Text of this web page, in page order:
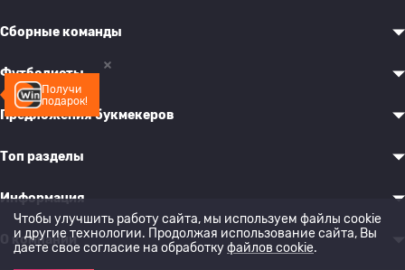
Получи
подарок!
Сборные команды
Футболисты
Предложения букмекеров
Топ разделы
Информация
О компании
Чтобы улучшить работу сайта, мы используем файлы cookie
и другие технологии. Продолжая использование сайта, Вы
даете свое согласие на обработкуфайлов cookie.